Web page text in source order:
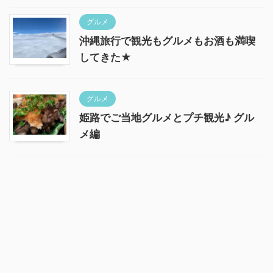
グルメ
沖縄旅行で観光もグルメもお酒も満喫
してきた★
グルメ
姫路でご当地グルメとプチ観光♪ グル
メ編